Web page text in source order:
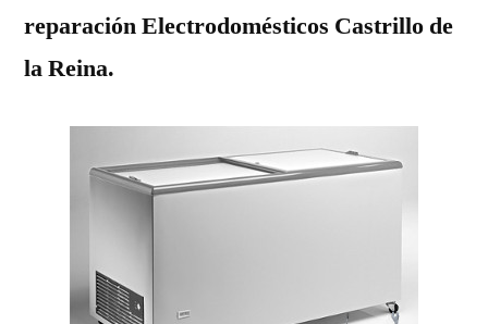
reparación Electrodomésticos Castrillo de
la Reina.